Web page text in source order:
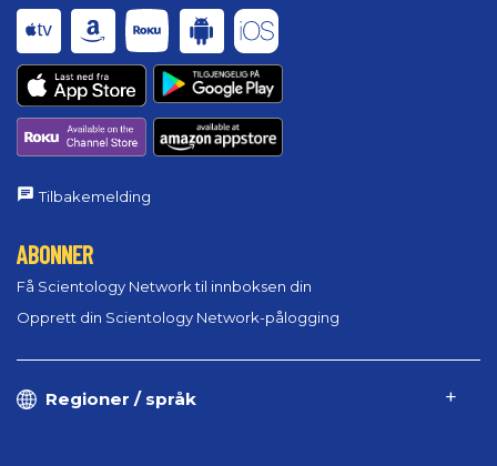
Tilbakemelding
ABONNER
Få Scientology Network til innboksen din
Opprett din Scientology Network-pålogging
Regioner / språk